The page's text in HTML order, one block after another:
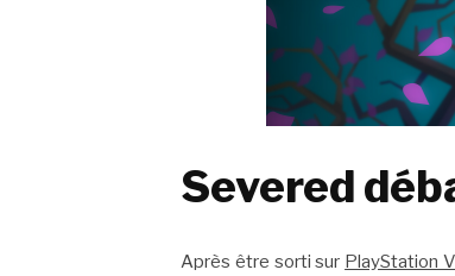
Severed
Après être sorti sur PlayStation